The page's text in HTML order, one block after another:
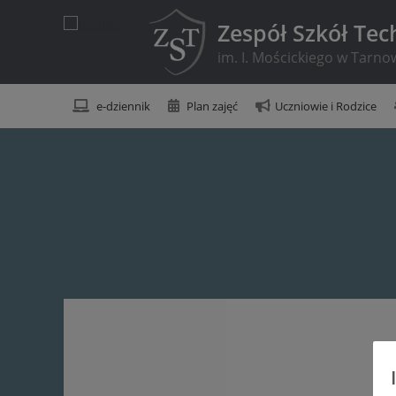
Zespół Szkół
im. I. Mościckiego w
e-dziennik Plan zajęć Uczniowie i Rodzice